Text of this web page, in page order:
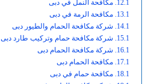
مكافحة النمل في دبى
مكافحة الرمة في دبى
شركة مكافحة الحمام والطيور دبى
شركة مكافحة حمام وتركيب طارد دبى
شركة مكافحة الحمام دبى
مكافحة الحمام دبى
مكافحة حمام في دبى